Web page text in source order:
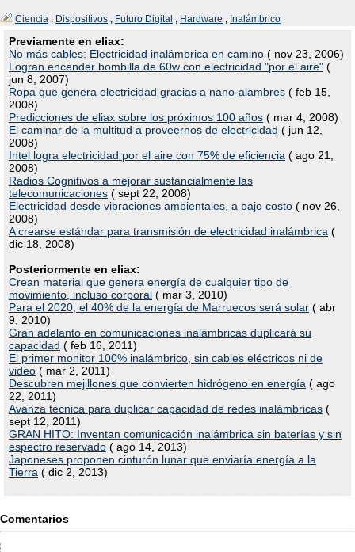
Ciencia , Dispositivos , Futuro Digital , Hardware , Inalámbrico
Previamente en eliax:
No más cables: Electricidad inalámbrica en camino ( nov 23, 2006)
Logran encender bombilla de 60w con electricidad "por el aire" (
jun 8, 2007)
Ropa que genera electricidad gracias a nano-alambres ( feb 15,
2008)
Predicciones de eliax sobre los próximos 100 años ( mar 4, 2008)
El caminar de la multitud a proveernos de electricidad ( jun 12,
2008)
Intel logra electricidad por el aire con 75% de eficiencia ( ago 21,
2008)
Radios Cognitivos a mejorar sustancialmente las
telecomunicaciones ( sept 22, 2008)
Electricidad desde vibraciones ambientales, a bajo costo ( nov 26,
2008)
A crearse estándar para transmisión de electricidad inalámbrica (
dic 18, 2008)
Posteriormente en eliax:
Crean material que genera energía de cualquier tipo de
movimiento, incluso corporal ( mar 3, 2010)
Para el 2020, el 40% de la energía de Marruecos será solar ( abr
9, 2010)
Gran adelanto en comunicaciones inalámbricas duplicará su
capacidad ( feb 16, 2011)
El primer monitor 100% inalámbrico, sin cables eléctricos ni de
video ( mar 2, 2011)
Descubren mejillones que convierten hidrógeno en energía ( ago
22, 2011)
Avanza técnica para duplicar capacidad de redes inalámbricas (
sept 12, 2011)
GRAN HITO: Inventan comunicación inalámbrica sin baterías y sin
espectro reservado ( ago 14, 2013)
Japoneses proponen cinturón lunar que enviaría energía a la
Tierra ( dic 2, 2013)
Comentarios